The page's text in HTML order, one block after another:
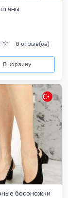
0 отзыв(ов)
В корзину
босоножки